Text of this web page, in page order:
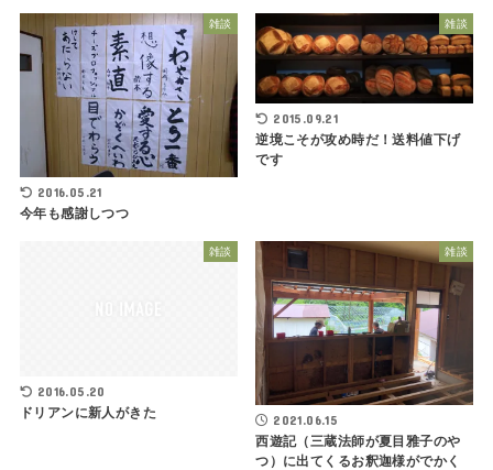
雑談
2016.05.21
今年も感謝しつつ
雑談
2015.09.21
逆境こそが攻め時だ！送料値下げ
です
雑談
2016.05.20
ドリアンに新人がきた
雑談
2021.06.15
西遊記（三蔵法師が夏目雅子のや
つ）に出てくるお釈迦様がでかく